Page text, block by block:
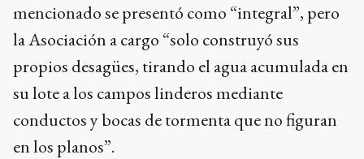
mencionado se presentó como “integral”, pero
la Asociación a cargo “solo construyó sus
propios desagües, tirando el agua acumulada en
su lote a los campos linderos mediante
conductos y bocas de tormenta que no figuran
en los planos”.